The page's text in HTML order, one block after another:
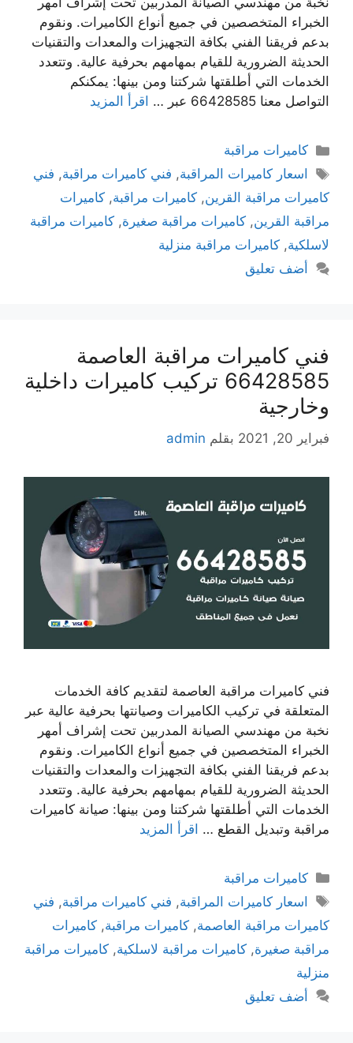
الخبراء المتخصصين في جميع أنواع الكاميرات. ونقوم
بدعم فريقنا الفني بكافة التجهيزات والمعدات والتقنيات
الحديثة الضرورية للقيام بمهامهم بحرفية عالية. وتتعدد
الخدمات التي أطلقتها شركتنا ومن بينها: يمكنكم
التواصل معنا 66428585 عبر …
اقرأ المزيد
كاميرات مراقبة
اسعار كاميرات المراقبة, فني كاميرات مراقبة, فني
كاميرات مراقبة القرين, كاميرات مراقبة, كاميرات
مراقبة القرين, كاميرات مراقبة صغيرة, كاميرات مراقبة
لاسلكية, كاميرات مراقبة منزلية
أضف تعليق
فني كاميرات مراقبة العاصمة
66428585 تركيب كاميرات داخلية
وخارجية
فبراير 20, 2021 بقلم admin
فني كاميرات مراقبة العاصمة لتقديم كافة الخدمات
المتعلقة في تركيب الكاميرات وصيانتها بحرفية عالية عبر
نخبة من مهندسي الصيانة المدربين تحت إشراف أمهر
الخبراء المتخصصين في جميع أنواع الكاميرات. ونقوم
بدعم فريقنا الفني بكافة التجهيزات والمعدات والتقنيات
الحديثة الضرورية للقيام بمهامهم بحرفية عالية. وتتعدد
الخدمات التي أطلقتها شركتنا ومن بينها: صيانة كاميرات
مراقبة وتبديل القطع … اقرأ المزيد
كاميرات مراقبة
اسعار كاميرات المراقبة, فني كاميرات مراقبة, فني
كاميرات مراقبة العاصمة, كاميرات مراقبة, كاميرات
مراقبة صغيرة, كاميرات مراقبة لاسلكية, كاميرات مراقبة
منزلية
أضف تعليق